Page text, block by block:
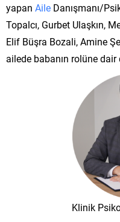
yapan Aile Danışmanı/
Topalcı, Gurbet Ulaşkın,
Elif Büşra Bozali, Amine
ailede babanın rolüne
Klinik